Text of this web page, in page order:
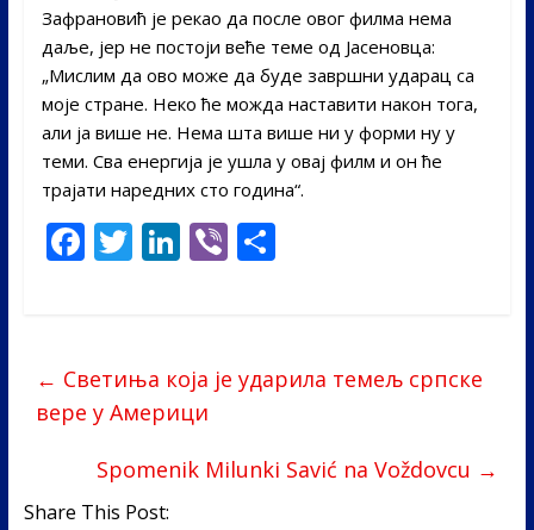
Зафрановић је рекао да после овог филма нема
даље, јер не постоји веће теме од Јасеновца:
„Мислим да ово може да буде завршни ударац са
моје стране. Неко ће можда наставити након тога,
али ја више не. Нема шта више ни у форми ну у
теми. Сва енергија је ушла у овај филм и он ће
трајати наредних сто година“.
F
ac
o
o
k
T
w
Li
n
dI
n
Vi
b
S
← Светиња која је ударила темељ српске
вере у Америци
Spomenik Milunki Savić na Voždovcu →
Share This Post: